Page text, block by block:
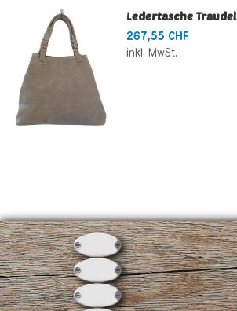
Ledertasche Traudel
267,55 CHF
inkl. MwSt.